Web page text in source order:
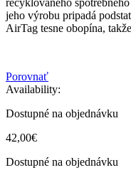
jeho výrobu pripadá
AirTag tesne obopína,
Porovnať
Availability:
Dostupné na objednávku
42,00€
Dostupné na objednávku